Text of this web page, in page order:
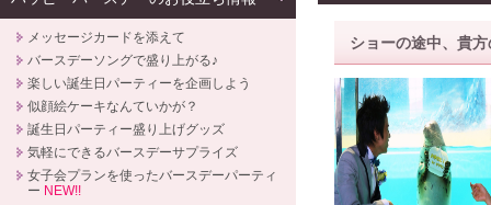
ショーの途中、貴
メッセージカードを添えて
バースデーソングで盛り上がる♪
楽しい誕生日パーティーを企画しよう
似顔絵ケーキなんていかが？
誕生日パーティー盛り上げグッズ
気軽にできるバースデーサプライズ
女子会プランを使ったバースデーパーティ
ー NEW!!